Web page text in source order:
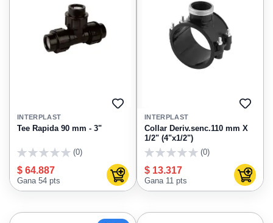
AGREGAR
FAVORITOS
INTERPLAST
Tee Rapida 90 mm - 3"
(0)
$ 64.887
Gana 54 pts Agregar al carrito
INTERPLAST
Collar Deriv.senc.110 mm X
1/2" (4"x1/2")
(0)
$ 13.317
Gana 11 pts